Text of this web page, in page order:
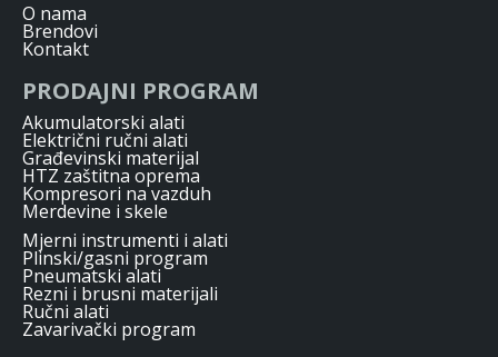
O nama
Brendovi
Kontakt
PRODAJNI PROGRAM
Akumulatorski alati
Električni ručni alati
Građevinski materijal
HTZ zaštitna oprema
Kompresori na vazduh
Merdevine i skele
Mjerni instrumenti i alati
Plinski/gasni program
Pneumatski alati
Rezni i brusni materijali
Ručni alati
Zavarivački program